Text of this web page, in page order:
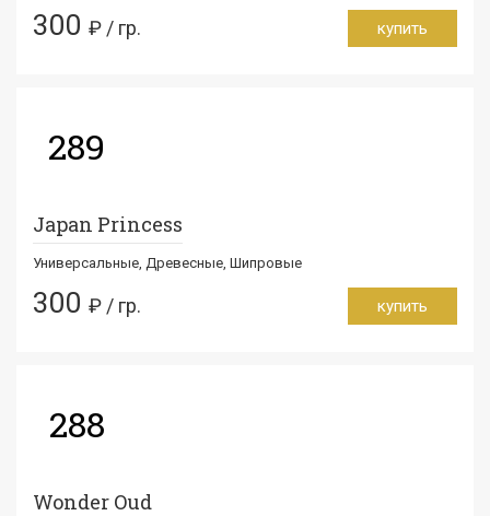
300 ₽ / гр. купить
289
Japan Princess
Универсальные, Древесные, Шипровые
300 ₽ / гр. купить
288
Wonder Oud